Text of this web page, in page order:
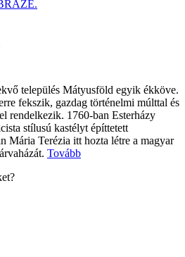
település Mátyusföld egyik ékköve.
fekszik, gazdag történelmi múlttal és
rendelkezik. 1760-ban Esterházy
stílusú kastélyt építtetett
Mária Terézia itt hozta létre a magyar
Tovább